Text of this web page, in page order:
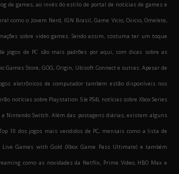
de games, ao invés do estilo de portal de notícias de games e
como o Jovem Nerd, IGN Brasil, Game Vicio, Ovicio, Omelete,
sobre video games. Sendo assim, costuma ter um toque
jogos de PC são mais padrões por aqui, com dicas sobre as
Games Store, GOG, Origin, Ubisoft Connect e outras. Apesar de
eletrônicos de computador também estão disponíveis nos
notícias sobre Playstation 5 (e PS4), notícias sobre Xbox Series
a Nintendo Switch. Além das postagens diárias, existem alguns
10 dos jogos mais vendidos de PC, mensais como a lista de
Live Games with Gold (Xbox Game Pass Ultimate) e também
como as novidades da Netflix, Prime Video, HBO Max e